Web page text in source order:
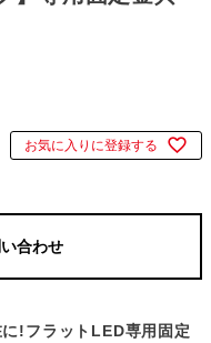
お気に入りに登録する
合わせ
!フラットLED専用固定